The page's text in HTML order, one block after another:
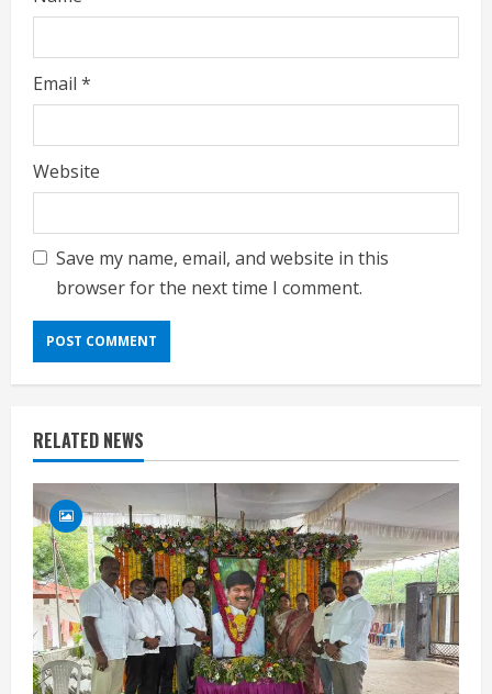
Email *
Website
Save my name, email, and website in this
browser for the next time I comment.
RELATED NEWS